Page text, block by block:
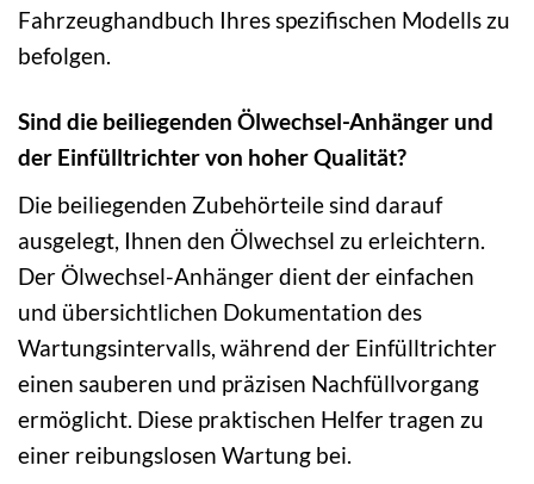
Fahrzeughandbuch Ihres spezifischen Modells zu
befolgen.
Sind die beiliegenden Ölwechsel-Anhänger und
der Einfülltrichter von hoher Qualität?
Die beiliegenden Zubehörteile sind darauf
ausgelegt, Ihnen den Ölwechsel zu erleichtern.
Der Ölwechsel-Anhänger dient der einfachen
und übersichtlichen Dokumentation des
Wartungsintervalls, während der Einfülltrichter
einen sauberen und präzisen Nachfüllvorgang
ermöglicht. Diese praktischen Helfer tragen zu
einer reibungslosen Wartung bei.